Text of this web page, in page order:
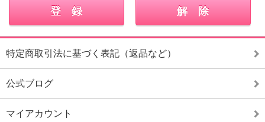
特定商取引法に基づく表記（返品など）
公式ブログ
マイアカウント